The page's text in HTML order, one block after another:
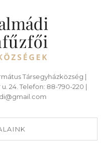
Társegyházközség |
24. Telefon: 88-790-220 |